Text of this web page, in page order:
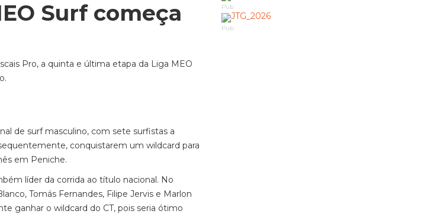
Surf começa
Pro, a quinta e última etapa da Liga MEO
de surf masculino, com sete surfistas a
conquistarem um wildcard para
em Peniche.
líder da corrida ao título nacional. No
Tomás Fernandes, Filipe Jervis e Marlon
ganhar o wildcard do CT, pois seria ótimo
Pub
Pub